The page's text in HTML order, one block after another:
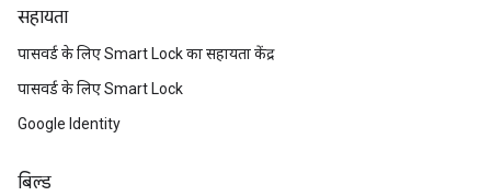
सहायता
पासवर्ड के लिए Smart Lock का सहायता केंद्र
पासवर्ड के लिए Smart Lock
Google Identity
बिल्ड